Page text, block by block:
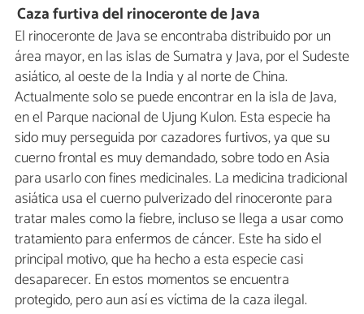
Caza furtiva del rinoceronte de Java
El rinoceronte de Java se encontraba distribuido por un
área mayor, en las islas de Sumatra y Java, por el Sudeste
asiático, al oeste de la India y al norte de China.
Actualmente solo se puede encontrar en la isla de Java,
en el Parque nacional de Ujung Kulon. Esta especie ha
sido muy perseguida por cazadores furtivos, ya que su
cuerno frontal es muy demandado, sobre todo en Asia
para usarlo con fines medicinales. La medicina tradicional
asiática usa el cuerno pulverizado del rinoceronte para
tratar males como la fiebre, incluso se llega a usar como
tratamiento para enfermos de cáncer. Este ha sido el
principal motivo, que ha hecho a esta especie casi
desaparecer. En estos momentos se encuentra
protegido, pero aun así es víctima de la caza ilegal.